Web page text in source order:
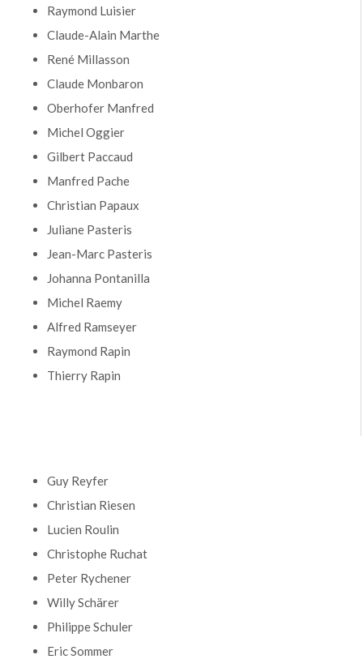
Raymond Luisier
Claude-Alain Marthe
René Millasson
Claude Monbaron
Oberhofer Manfred
Michel Oggier
Gilbert Paccaud
Manfred Pache
Christian Papaux
Juliane Pasteris
Jean-Marc Pasteris
Johanna Pontanilla
Michel Raemy
Alfred Ramseyer
Raymond Rapin
Thierry Rapin
Guy Reyfer
Christian Riesen
Lucien Roulin
Christophe Ruchat
Peter Rychener
Willy Schärer
Philippe Schuler
Eric Sommer